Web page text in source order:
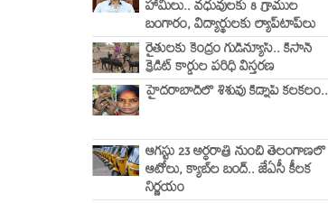
హామీలు.. వధువులకు 8 గ్రాముల
బంగారం, విద్యార్థులకు ల్యాప్‌టాప్‌లు
రైతులకు కేంద్రం గుడ్‌న్యూస్.. కిసాన్
క్రెడిట్ కార్డుల పరిధి విస్తరణ
హైదరాబాద్‌లో శిశువు కిడ్నాప్ కలకలం..
ఆగస్టు 23 అర్ధరాత్రి నుంచి తెలంగాణలో
ఆటోలు, క్యాబ్‌ల బంద్.. జేఏసీ కీలక
నిర్ణయం